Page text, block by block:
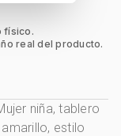
físico.
real del producto.
niña, tablero
estilo